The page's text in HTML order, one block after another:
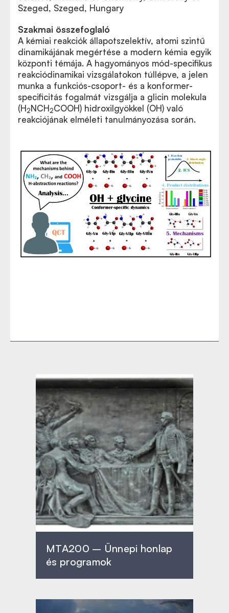
Szeged, Szeged, Hungary
Szakmai összefoglaló
A kémiai reakciók állapotszelektív, atomi szintű
dinamikájának megértése a modern kémia egyik
központi témája. A hagyományos mód-specifikus
reakciódinamikai vizsgálatokon túllépve, a jelen
munka a funkciós-csoport- és a konformer-
specificitás fogalmát vizsgálja a glicin molekula
(H2NCH2COOH) hidroxilgyökkel (OH) való
reakciójának elméleti tanulmányozása során.
MTA200 – Ünnepi honlap
és programok